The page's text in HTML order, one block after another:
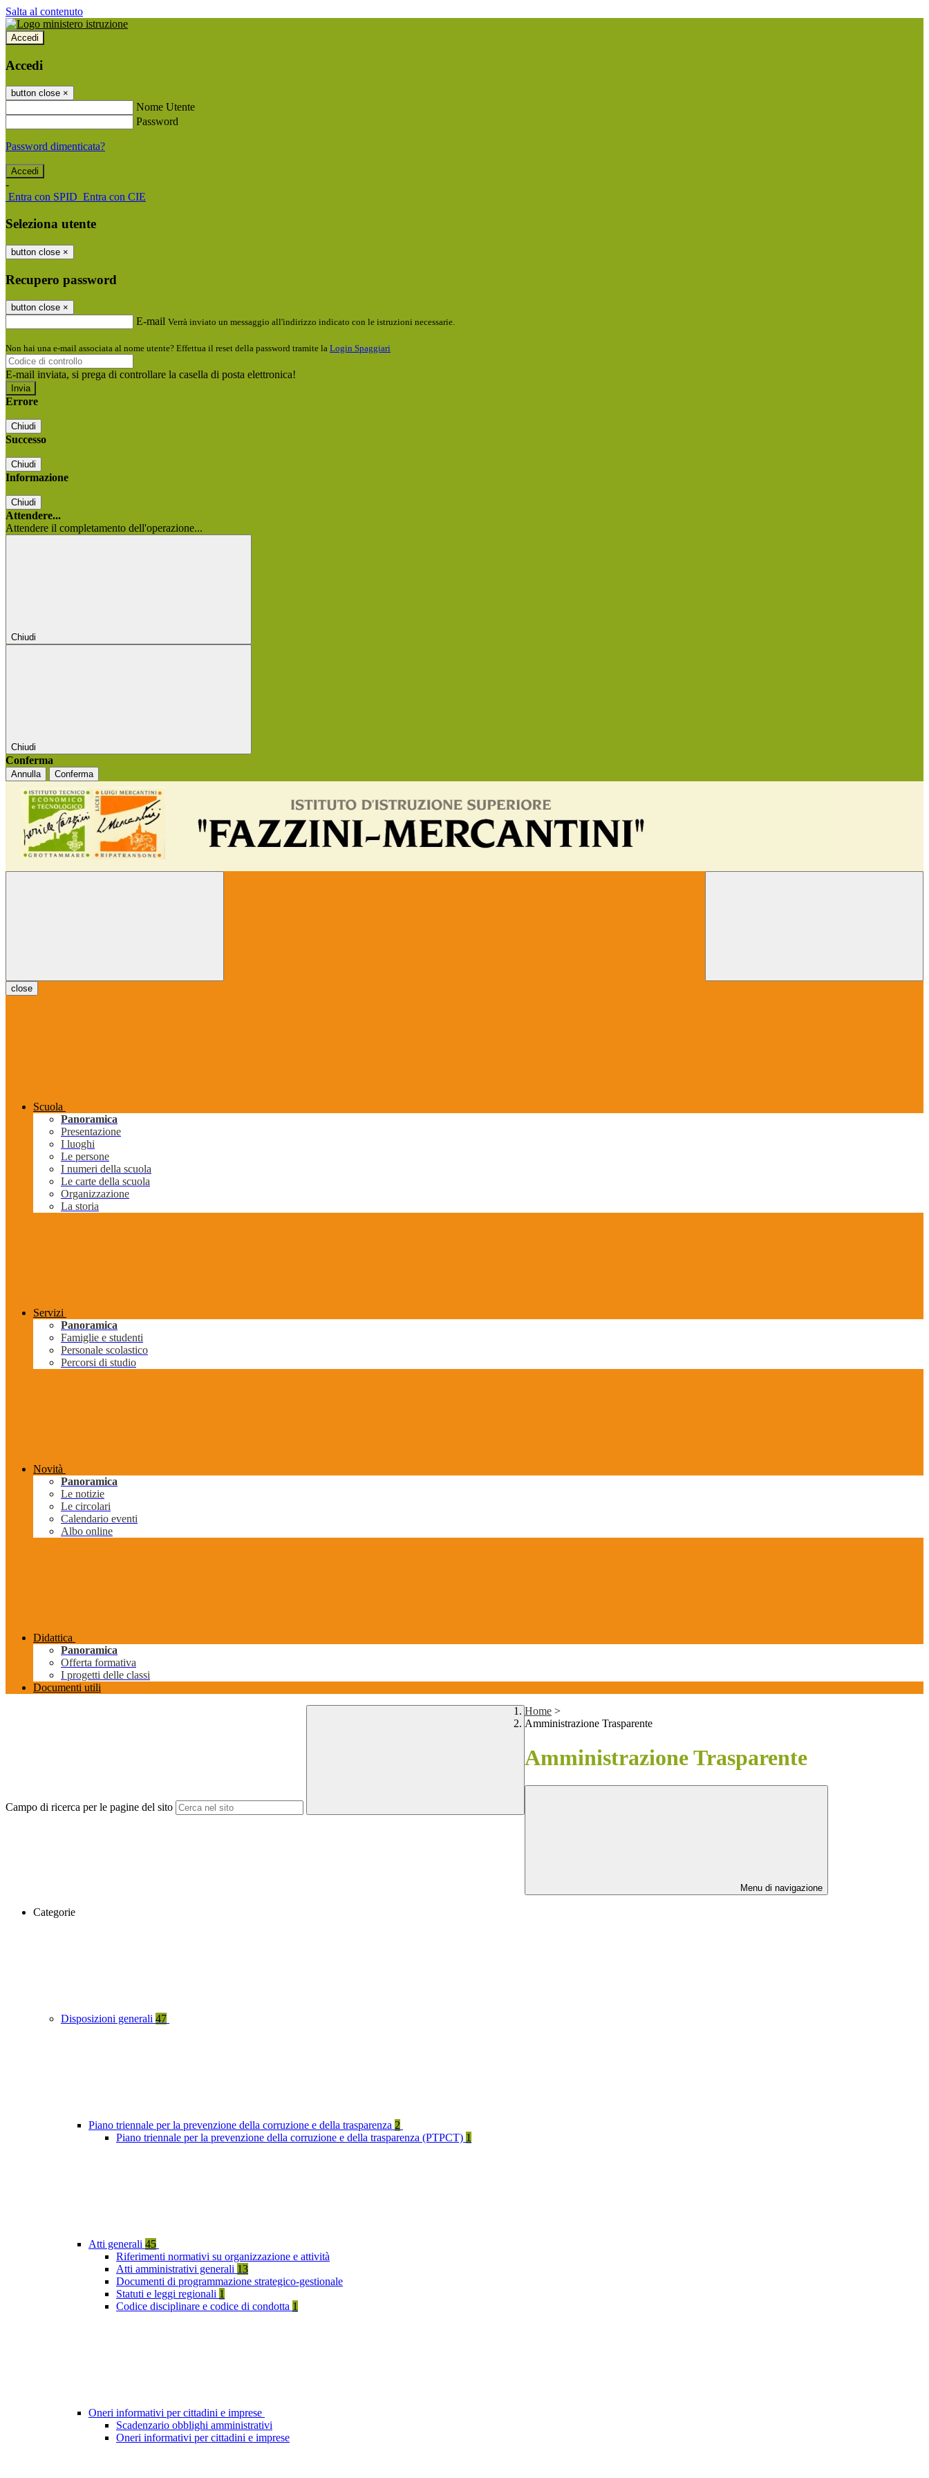
Salta al contenuto
Accedi
Accedi
button close ×
Nome Utente
Password
Password dimenticata?
-
Entra con SPID Entra con CIE
Seleziona utente
button close ×
Recupero password
button close ×
E-mail Verrà inviato un messaggio all'indirizzo indicato con le istruzioni necessarie.
Non hai una e-mail associata al nome utente? Effettua il reset della password tramite la Login Spaggiari
E-mail inviata, si prega di controllare la casella di posta elettronica!
Errore
Chiudi
Successo
Chiudi
Informazione
Chiudi
Attendere...
Attendere il completamento dell'operazione...
Chiudi
Chiudi
Conferma
Annulla Conferma
close
Scuola
Panoramica
Presentazione
I luoghi
Le persone
I numeri della scuola
Le carte della scuola
Organizzazione
La storia
Servizi
Panoramica
Famiglie e studenti
Personale scolastico
Percorsi di studio
Novità
Panoramica
Le notizie
Le circolari
Calendario eventi
Albo online
Didattica
Panoramica
Offerta formativa
I progetti delle classi
Documenti utili
Campo di ricerca per le pagine del sito
Home >
Amministrazione Trasparente
Amministrazione Trasparente
Menu di navigazione
Categorie
Disposizioni generali 47
Piano triennale per la prevenzione della corruzione e della trasparenza 2
Piano triennale per la prevenzione della corruzione e della trasparenza (PTPCT) 1
Atti generali 45
Riferimenti normativi su organizzazione e attività
Atti amministrativi generali 13
Documenti di programmazione strategico-gestionale
Statuti e leggi regionali 1
Codice disciplinare e codice di condotta 1
Oneri informativi per cittadini e imprese
Scadenzario obblighi amministrativi
Oneri informativi per cittadini e imprese